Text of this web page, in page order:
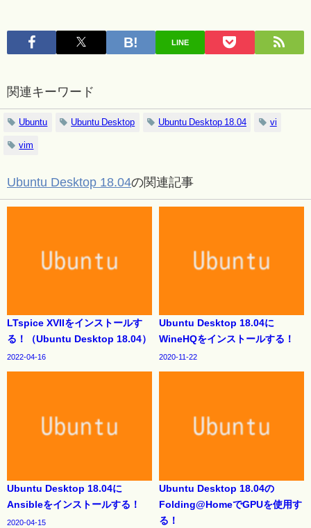
LINE
関連キーワード
Ubuntu Ubuntu Desktop Ubuntu Desktop 18.04 vi
vim
Ubuntu Desktop 18.04の関連記事
LTspice XVIIをインストールす
る！（Ubuntu Desktop 18.04）
2022-04-16
Ubuntu Desktop 18.04に
WineHQをインストールする！
2020-11-22
Ubuntu Desktop 18.04に
Ansibleをインストールする！
2020-04-15
Ubuntu Desktop 18.04の
Folding@HomeでGPUを使用す
る！